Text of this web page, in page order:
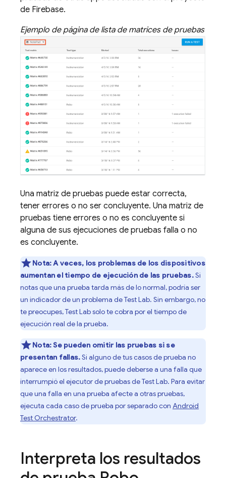
de Firebase.
Ejemplo de página de lista de matrices de pruebas
Una matriz de pruebas puede estar correcta,
tener errores o no ser concluyente. Una matriz de
pruebas tiene errores o no es concluyente si
alguna de sus ejecuciones de pruebas falla o no
es concluyente.
Nota: A veces, los problemas de los dispositivos
aumentan el tiempo de ejecución de las pruebas.Si
notas que una prueba tarda más de lo normal, podría ser
un indicador de un problema deTest Lab. Sin embargo, no
te preocupes,Test Labsolo te cobra por el tiempo de
ejecución real de la prueba.
Nota:Se pueden omitir las pruebas si se
presentan fallas.Si alguno de tus casos de prueba no
aparece en los resultados, puede deberse a una falla que
interrumpió el ejecutor de pruebas deTest Lab. Para evitar
que una falla en una prueba afecte a otras pruebas,
ejecuta cada caso de prueba por separado con Android
Test Orchestrator.
Interpreta los resultados